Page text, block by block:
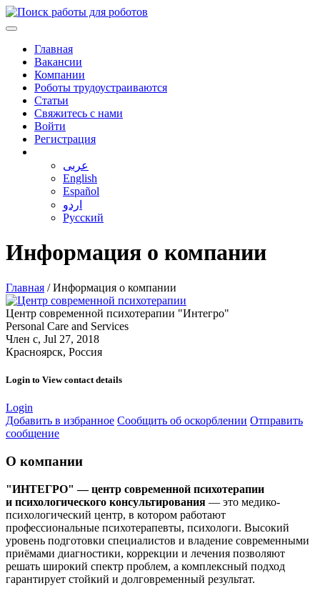
Главная
Вакансии
Компании
Роботы трудоустраиваются
Статьи
Свяжитесь с нами
Войти
Регистрация
عربى
English
Español
اردو
Русский
Информация о компании
Главная /Информация о компании
Центр современной психотерапии "Интегро"
Personal Care and Services
Член с, Jul 27, 2018
Красноярск, Россия
Login to View contact details
Login
Добавить в избранное Сообщить об оскорблении Отправить
сообщение
О компании
"ИНТЕГРО" — центр современной психотерапии
и психологического консультирования — это медико-
психологический центр, в котором работают
профессиональные психотерапевты, психологи. Высокий
уровень подготовки специалистов и владение современными
приёмами диагностики, коррекции и лечения позволяют
решать широкий спектр проблем, а комплексный подход
гарантирует стойкий и долговременный результат.